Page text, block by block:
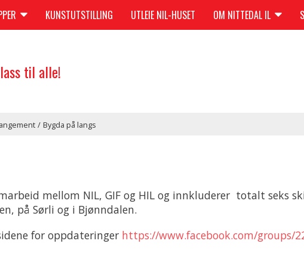
KUNSTUTSTILLING UTLEIE NIL-HUSET OM NITTEDAL IL
til alle!
/ Bygda på langs
mellom NIL, GIF og HIL og innkluderer totalt seks
på Sørli og i Bjønndalen.
for oppdateringer https://www.facebook.com/groups/